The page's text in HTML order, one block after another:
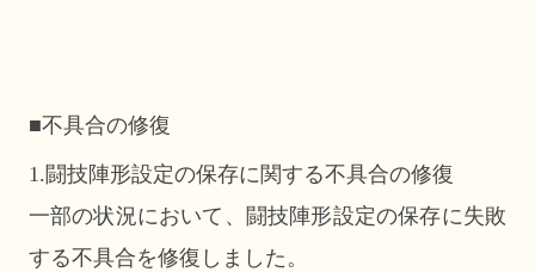
■不具合の修復
1.闘技陣形設定の保存に関する不具合の修復
一部の状況において、闘技陣形設定の保存に失敗
する不具合を修復しました。